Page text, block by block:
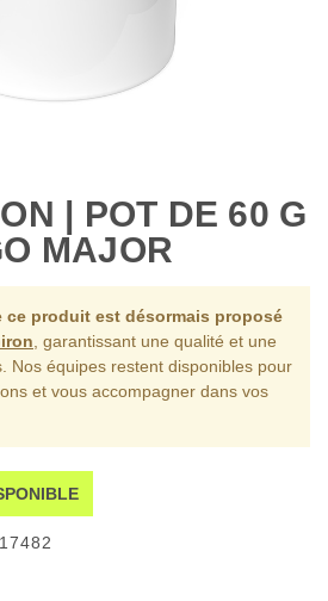
| POT DE 60 G
MAJOR
ce produit est désormais proposé
, garantissant une qualité et une
Nos équipes restent disponibles pour
et vous accompagner dans vos